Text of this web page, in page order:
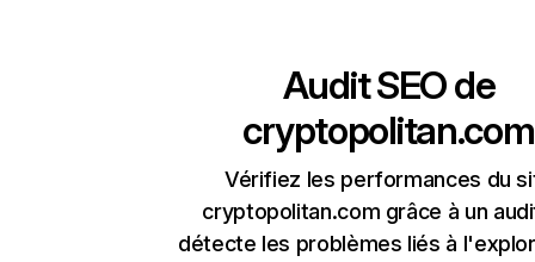
Audit SEO de
cryptopolitan.com
Vérifiez les performances du
cryptopolitan.com grâce à un
détecte les problèmes liés à